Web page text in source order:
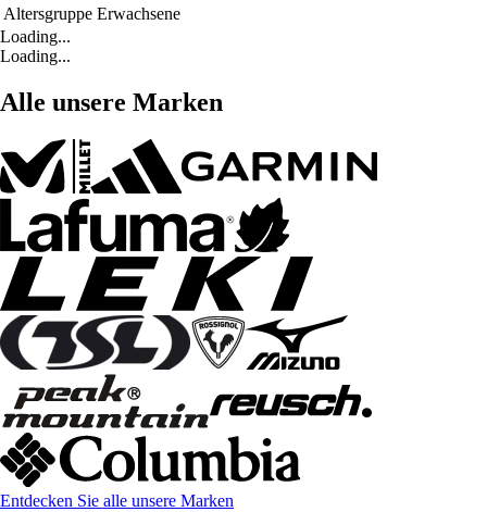
Altersgruppe Erwachsene
Loading...
Loading...
Alle unsere Marken
Entdecken Sie alle unsere Marken